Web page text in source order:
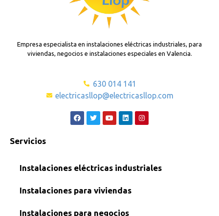
Empresa especialista en instalaciones eléctricas industriales, para
viviendas, negocios e instalaciones especiales en Valencia.
630 014 141
electricasllop@electricasllop.com
Servicios
Instalaciones eléctricas industriales
Instalaciones para viviendas
Instalaciones para negocios